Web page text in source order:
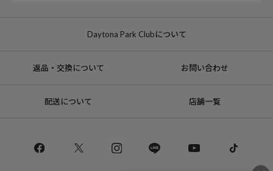
Daytona Park Clubについて
返品・交換について お問い合わせ
配送について 店舗一覧